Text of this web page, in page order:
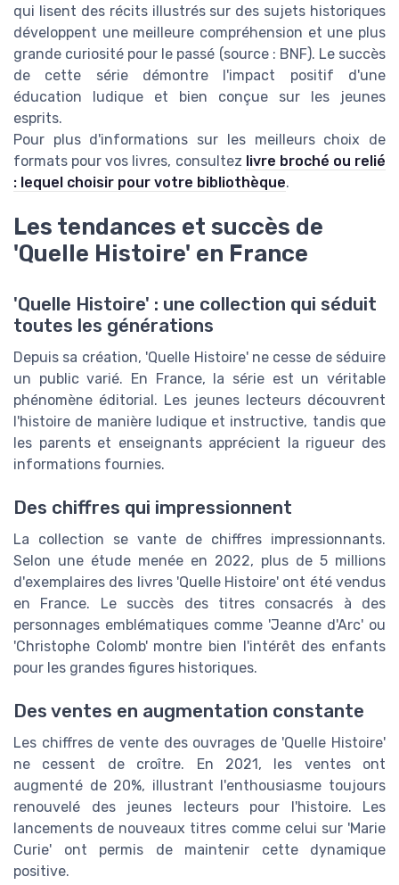
qui lisent des récits illustrés sur des sujets historiques
développent une meilleure compréhension et une plus
grande curiosité pour le passé (source : BNF). Le succès
de cette série démontre l'impact positif d'une
éducation ludique et bien conçue sur les jeunes
esprits.
Pour plus d'informations sur les meilleurs choix de
formats pour vos livres, consultez livre broché ou relié
: lequel choisir pour votre bibliothèque.
Les tendances et succès de
'Quelle Histoire' en France
'Quelle Histoire' : une collection qui séduit
toutes les générations
Depuis sa création, 'Quelle Histoire' ne cesse de séduire
un public varié. En France, la série est un véritable
phénomène éditorial. Les jeunes lecteurs découvrent
l'histoire de manière ludique et instructive, tandis que
les parents et enseignants apprécient la rigueur des
informations fournies.
Des chiffres qui impressionnent
La collection se vante de chiffres impressionnants.
Selon une étude menée en 2022, plus de 5 millions
d'exemplaires des livres 'Quelle Histoire' ont été vendus
en France. Le succès des titres consacrés à des
personnages emblématiques comme 'Jeanne d'Arc' ou
'Christophe Colomb' montre bien l'intérêt des enfants
pour les grandes figures historiques.
Des ventes en augmentation constante
Les chiffres de vente des ouvrages de 'Quelle Histoire'
ne cessent de croître. En 2021, les ventes ont
augmenté de 20%, illustrant l'enthousiasme toujours
renouvelé des jeunes lecteurs pour l'histoire. Les
lancements de nouveaux titres comme celui sur 'Marie
Curie' ont permis de maintenir cette dynamique
positive.